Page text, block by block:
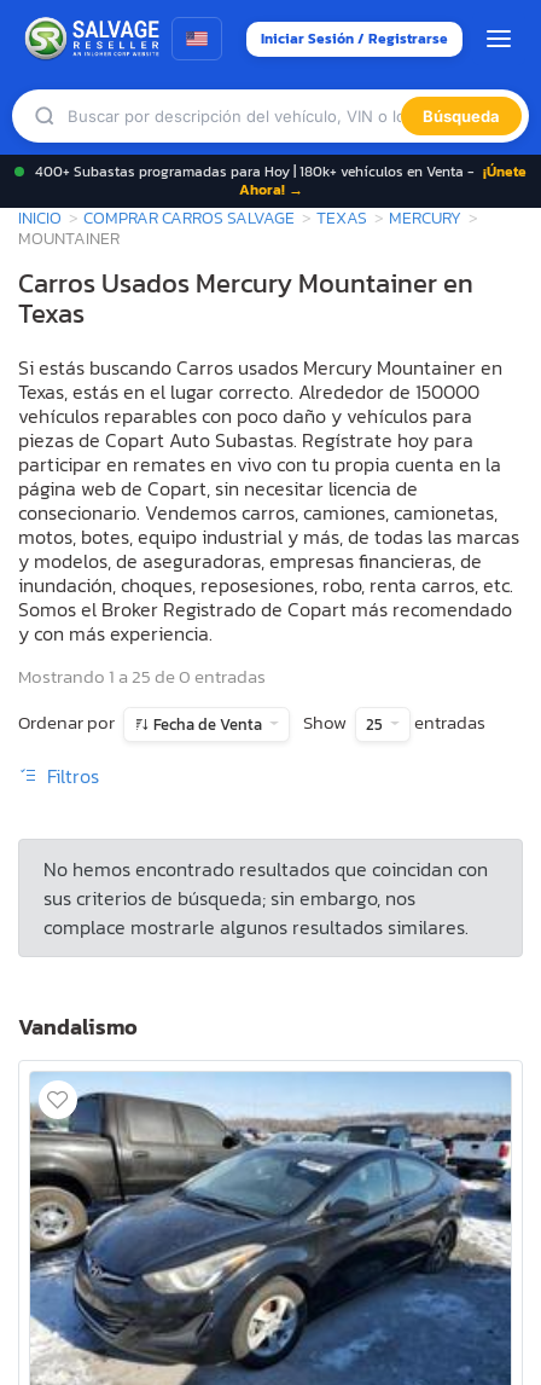
Iniciar Sesión / Registrarse
Búsqueda
400+ Subastas programadas para Hoy | 180k+ vehículos en Venta - ¡Únete
Ahora! →
INICIO COMPRAR CARROS SALVAGE TEXAS
MERCURY
MOUNTAINER
Carros Usados Mercury Mountainer en
Texas
Si estás buscando Carros usados Mercury Mountainer en
Texas, estás en el lugar correcto. Alrededor de 150000
vehículos reparables con poco daño y vehículos para
piezas de Copart Auto Subastas. Regístrate hoy para
participar en remates en vivo con tu propia cuenta en la
página web de Copart, sin necesitar licencia de
consecionario. Vendemos carros, camiones, camionetas,
motos, botes, equipo industrial y más, de todas las marcas
y modelos, de aseguradoras, empresas financieras, de
inundación, choques, reposesiones, robo, renta carros, etc.
Somos el Broker Registrado de Copart más recomendado
y con más experiencia.
Mostrando 1 a 25 de 0 entradas
Ordenar por
Fecha de Venta Show 25 entradas
Filtros
No hemos encontrado resultados que coincidan con
sus criterios de búsqueda; sin embargo, nos
complace mostrarle algunos resultados similares.
Vandalismo